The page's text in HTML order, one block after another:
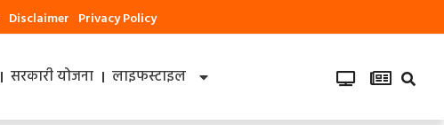
Disclaimer Privacy Policy
सरकारी योजना लाइफस्टाइल